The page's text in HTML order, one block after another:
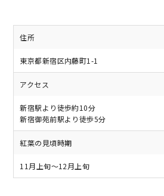
住所
東京都新宿区内藤町1-1
アクセス
新宿駅より徒歩約10分
新宿御苑前駅より徒歩5分
紅葉の見頃時期
11月上旬～12月上旬